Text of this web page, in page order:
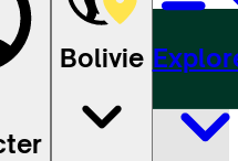
Bolivie